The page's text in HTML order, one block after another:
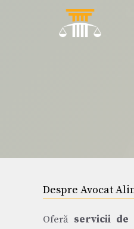
Despre Avocat
Oferă servicii de